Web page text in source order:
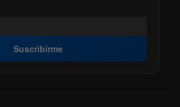
Suscribirme